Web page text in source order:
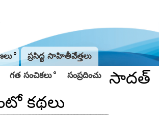
ప్రసిద్థ సాహితీవేత్తలు
గత సంచికలు సంప్రదించు
సాదత్‌
కథలు